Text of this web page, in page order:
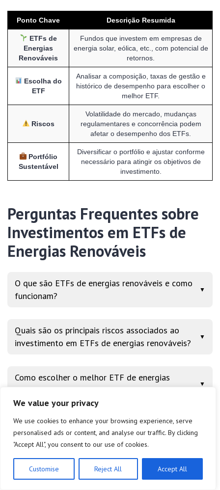
We value your privacy
We use cookies to enhance your browsing experience, serve
personalised ads or content, and analyse our traffic. By clicking
"Accept All", you consent to our use of cookies.
Customise Reject All Accept All
Ponto Chave Descrição Resumida
ETFs de
Energias
Renováveis
Fundos que investem em empresas de
energia solar, eólica, etc., com potencial de
retornos.
Escolha do
ETF
Analisar a composição, taxas de gestão e
histórico de desempenho para escolher o
melhor ETF.
Riscos
Volatilidade do mercado, mudanças
regulamentares e concorrência podem
afetar o desempenho dos ETFs.
Portfólio
Sustentável
Diversificar o portfólio e ajustar conforme
necessário para atingir os objetivos de
investimento.
Perguntas Frequentes sobre
Investimentos em ETFs de
Energias Renováveis
O que são ETFs de energias renováveis e como
funcionam?
▼
Quais são os principais riscos associados ao
investimento em ETFs de energias renováveis?
▼
Como escolher o melhor ETF de energias
renováveis para o meu portfólio?
▼
É vantajoso investir em ETFs de energias
renováveis em Portugal?
Quais são algumas alternativas aos ETFs para
▼